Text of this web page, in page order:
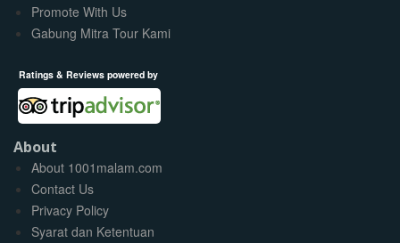
Promote With Us
Gabung Mitra Tour Kami
Ratings & Reviews powered by
About
About 1001malam.com
Contact Us
Privacy Policy
Syarat dan Ketentuan